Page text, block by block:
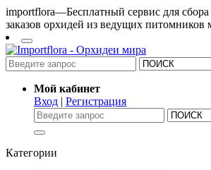
importflora—Бесплатный сервис для
заказов орхидей из ведущих питомников
Мой кабинет
Вход | Регистрация
Категории